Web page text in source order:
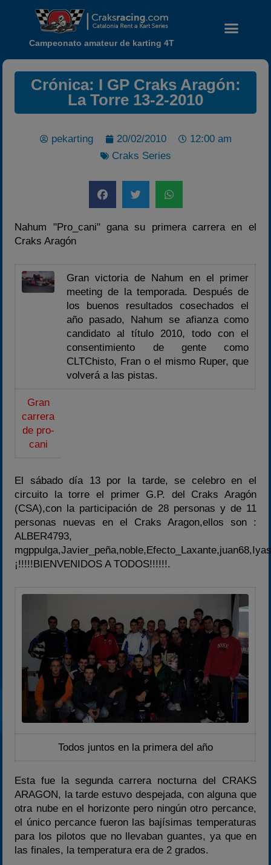
Calendario
Temporada 2026
Carreras finalizadas
Temporadas anteriores
2020-2021
2022
2024
Campeonato amateur de karting 4T
Crónica: I GP Craks Aragón:
La Torre 13-2-2010
pekarting 20/02/2010
12:00 am
Craks Series
Nahum "Pro_cani" gana su primera carrera en el
Craks Aragón
Gran victoria de Nahum en el primer
meeting de la temporada. Después de
los buenos resultados cosechados el
año pasado, Nahum se afianza como
candidato al título 2010, todo con el
consentimiento de gente como
CLTChisto, Fran o el mismo Ruper, que
volverá a las pistas.
Gran
carrera
de pro-
cani
El sábado día 13 por la tarde, se celebro en el
circuito la torre el primer G.P. del Craks Aragón
(CSA),con la participación de 28 personas y de 11
personas nuevas en el Craks Aragon,ellos son :
ALBER4793,
¡!!!!!BIENVENIDOS A TODOS!!!!!!.
Todos juntos en la primera del año
Esta fue la segunda carrera nocturna del CRAKS
ARAGON, la tarde estuvo despejada, con alguna que
otra nube en el horizonte pero ningún otro percance,
el único percance fueron las bajísimas temperaturas
para los pilotos que no llevaban guantes, ya que en
las finales, la temperatura era de 2 grados.